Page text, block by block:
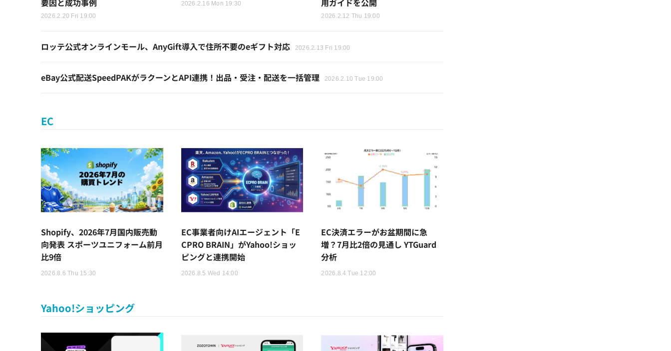
要因と成功事例
2026.2.20 Fri 19:00
2026.2.16 Mon 19:30
用ガイドを公開
2026.2.12 Thu 19:00
ロッテ公式オンラインモール、AnyGift導入で住所不要のeギフト対応 2026.2.13 Fri 19:00
eBay公式配送SpeedPAKがラクーンとAPI連携！出品・受注・配送を一括管理 2026.2.10 Tue 19:00
EC
Shopify、2026年7月国内販売動
向発表 スポーツユニフォーム前月
比9倍
2026.8.6 Thu 15:30
EC事業者向けAIエージェント「E
CPRO BRAIN」がYahoo!ショッ
ピングと連携開始
2026.8.5 Wed 14:00
EC決済エラーがお盆期間に急
増？7月比2倍の見通し YTGuard
分析
2026.8.4 Tue 12:00
Yahoo!ショッピング